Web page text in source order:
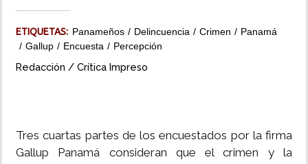
ETIQUETAS: Panameños Delincuencia Crimen
Panamá
Gallup
Encuesta Percepción
Redacción / Crítica Impreso
Tres cuartas partes de los encuestados por la firma
Gallup Panamá consideran que el crimen y la